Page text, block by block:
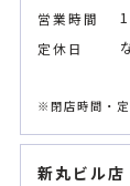
営業時間
定休日
※閉店時間・
新丸ビル店